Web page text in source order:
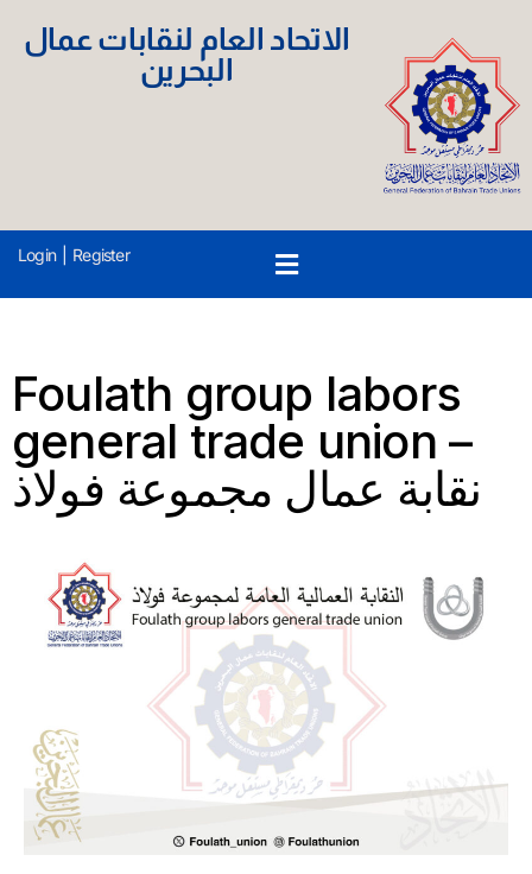
الاتحاد العام لنقابات عمال
البحرين
Login Register
Foulath group labors
general trade union –
نقابة عمال مجموعة فولاذ